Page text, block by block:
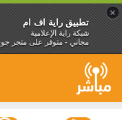
×
تطبيق راية اف ام
شبكة راية الإعلامية
مجاني - متوفر على متجر